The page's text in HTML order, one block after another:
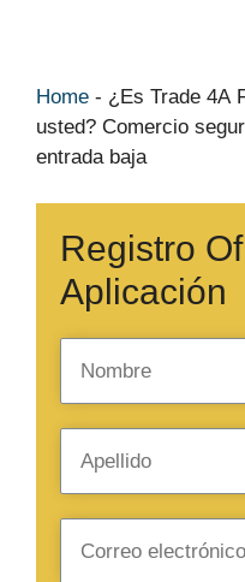
Home - ¿Es Trade 4A
usted? Comercio
entrada baja
Registro
Aplicación